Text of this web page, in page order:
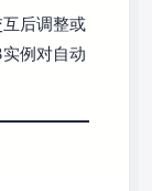
后调整或
例对自动